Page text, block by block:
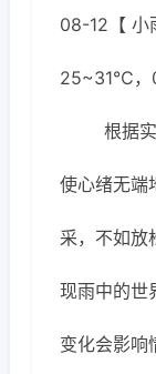
08-12【 小
25~31℃，
根据
使心绪无端
采，不如放
现雨中的世
变化会影响